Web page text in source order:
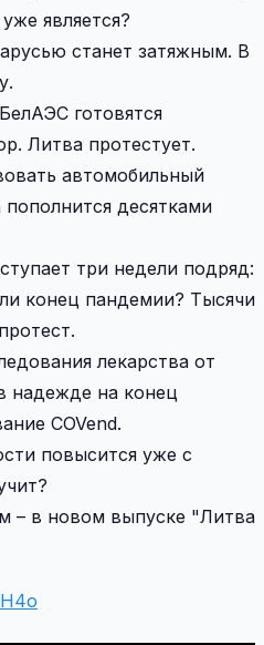
является?
станет затяжным. В
готовятся
Литва протестует.
автомобильный
десятками
три недели подряд:
конец пандемии? Тысячи
лекарства от
надежде на конец
COVend.
повысится уже с
– в новом выпуске "Литва